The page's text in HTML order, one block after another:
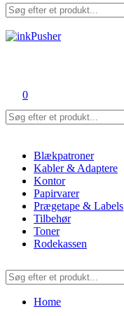
efter:
0
efter:
Blækpatroner
Kabler & Adaptere
Kontor
Papirvarer
Prægetape & Labels
Tilbehør
Toner
Rodekassen
efter:
Home